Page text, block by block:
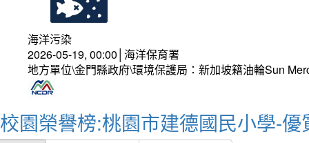
海洋污染
2026-05-19, 00:00│海洋保育署
地方單位\金門縣政府\環境保護局：新加坡籍油輪Sun
校園榮譽榜:桃園市建德國民小學-優